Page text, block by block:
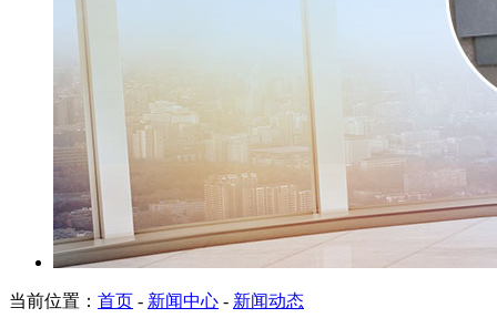
当前位置： 首页 - 新闻中心 - 新闻动态